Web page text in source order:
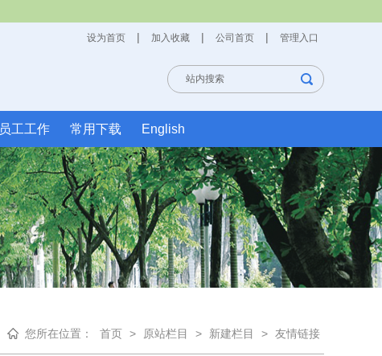
管理入口
|
公司首页
|
加入收藏
|
设为首页
员工工作 常用下载 English
您所在位置： 首页 > 原站栏目 > 新建栏目 > 友情链接